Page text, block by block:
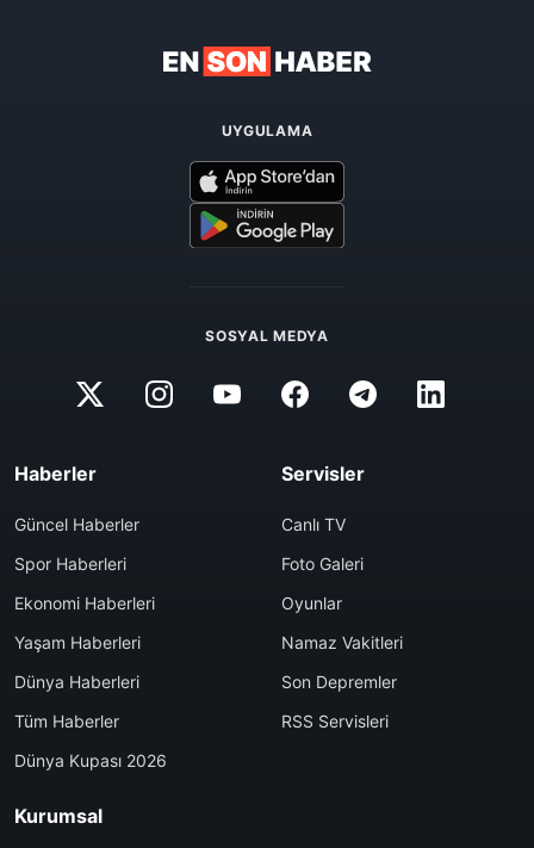
UYGULAMA
SOSYAL MEDYA
Haberler
Güncel Haberler
Spor Haberleri
Ekonomi Haberleri
Yaşam Haberleri
Dünya Haberleri
Tüm Haberler
Dünya Kupası 2026
Servisler
Canlı TV
Foto Galeri
Oyunlar
Namaz Vakitleri
Son Depremler
RSS Servisleri
Kurumsal